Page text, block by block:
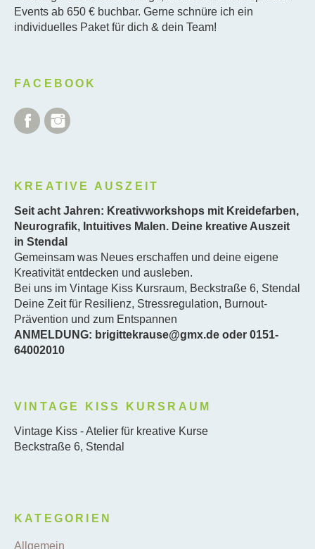
Events ab 650 € buchbar. Gerne schnüre ich ein
individuelles Paket für dich & dein Team!
FACEBOOK
Facebook
KREATIVE AUSZEIT
Seit acht Jahren: Kreativworkshops mit Kreidefarben,
Neurografik, Intuitives Malen. Deine kreative Auszeit
in Stendal
Gemeinsam was Neues erschaffen und deine eigene
Kreativität entdecken und ausleben.
Bei uns im Vintage Kiss Kursraum, Beckstraße 6, Stendal
Deine Zeit für Resilienz, Stressregulation, Burnout-
Prävention und zum Entspannen
ANMELDUNG: brigittekrause@gmx.de oder 0151-
64002010
VINTAGE KISS KURSRAUM
Vintage Kiss - Atelier für kreative Kurse
Beckstraße 6, Stendal
KATEGORIEN
Allgemein